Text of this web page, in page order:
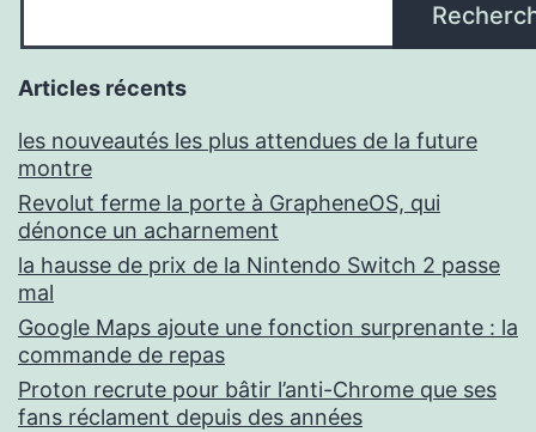
Articles récents
les nouveautés les plus attendues de la future
montre
Revolut ferme la porte à GrapheneOS, qui
dénonce un acharnement
la hausse de prix de la Nintendo Switch 2 passe
mal
Google Maps ajoute une fonction surprenante : la
commande de repas
Proton recrute pour bâtir l’anti-Chrome que ses
fans réclament depuis des années